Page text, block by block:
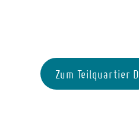
Zum Teilquartier D